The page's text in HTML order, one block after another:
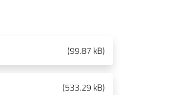
(99.87 kB)
(533.29 kB)